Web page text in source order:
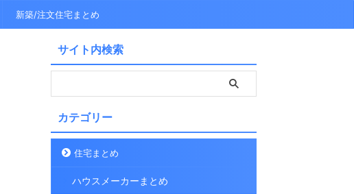
新築/注文住宅まとめ
サイト内検索
カテゴリー
住宅まとめ
ハウスメーカーまとめ